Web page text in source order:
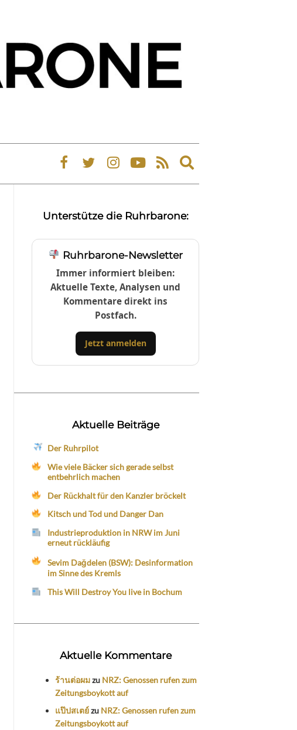
Expand
search
Unterstütze die Ruhrbarone:
Ruhrbarone-Newsletter
Immer informiert bleiben:
Aktuelle Texte, Analysen und
Kommentare direkt ins
Postfach.
Jetzt anmelden
Aktuelle Beiträge
Der Ruhrpilot
Wie viele Bäcker sich gerade selbst
entbehrlich machen
Der Rückhalt für den Kanzler bröckelt
Kitsch und Tod und Danger Dan
Industrieproduktion in NRW im Juni
erneut rückläufig
Sevim Dağdelen (BSW): Desinformation
im Sinne des Kremls
This Will Destroy You live in Bochum
Aktuelle Kommentare
ร้านต่อผมzu NRZ: Genossen rufen zum
Zeitungsboykott auf
แป๊ปสเตย์zu NRZ: Genossen rufen zum
Zeitungsboykott auf